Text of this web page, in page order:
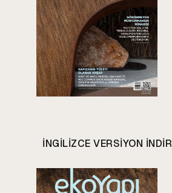
INGILIZCE VERSIYON INDIR